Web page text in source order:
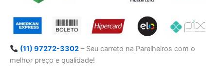
(11) 97272-3302– Seu carreto na Parelheiros com o
melhor preço e qualidade!